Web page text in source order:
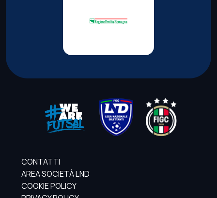
CONTATTI
AREA SOCIETÀ LND
COOKIE POLICY